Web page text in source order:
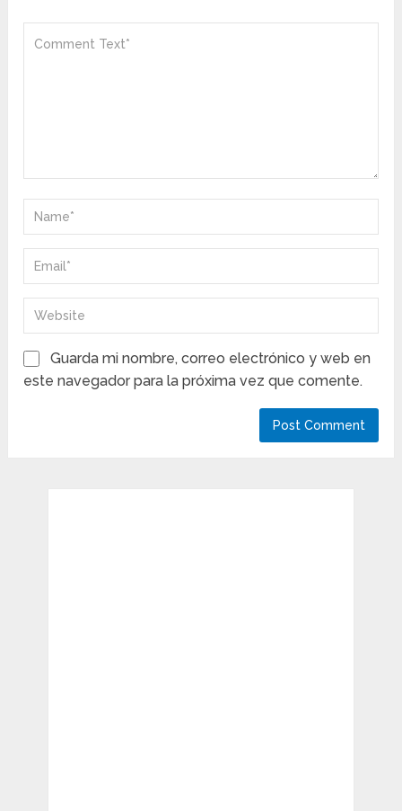
Guarda mi nombre, correo electrónico y web en
este navegador para la próxima vez que comente.